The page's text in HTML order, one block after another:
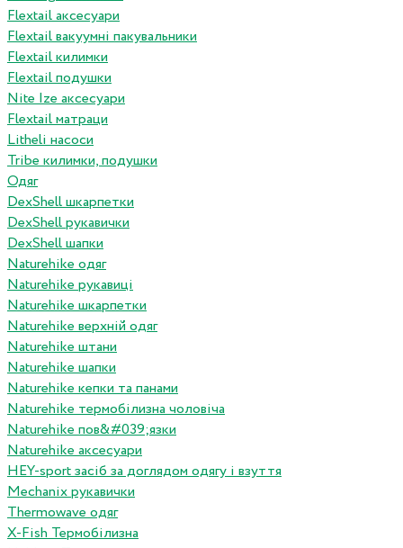
Flextail аксесуари
Flextail вакуумні пакувальники
Flextail килимки
Flextail подушки
Nite Ize аксесуари
Flextail матраци
Litheli насоси
Tribe килимки, подушки
Одяг
DexShell шкарпетки
DexShell рукавички
DexShell шапки
Naturehike одяг
Naturehike рукавиці
Naturehike шкарпетки
Naturehike верхній одяг
Naturehike штани
Naturehike шапки
Naturehike кепки та панами
Naturehike термобілизна чоловіча
Naturehike пов&#039;язки
Naturehike аксесуари
HEY-sport засіб за доглядом одягу і взуття
Mechanix рукавички
Thermowave одяг
X-Fish Термобілизна